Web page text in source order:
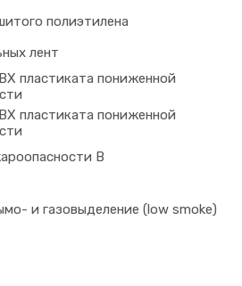
полиэтилена
лент
пластиката пониженной
пластиката пониженной
B
и газовыделение (low smoke)